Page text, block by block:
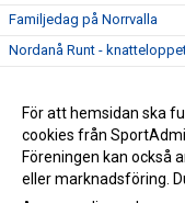
Familjedag på Norrvalla
Nordanå Runt -
Nybörjarträning i vår
Årsmöte för SAIK Friidrott
För att hemsidan ska
cookies från
Föreningen kan också
eller marknadsföring.